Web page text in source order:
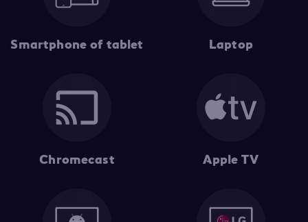
Smartphone of tablet Laptop
Chromecast Apple TV